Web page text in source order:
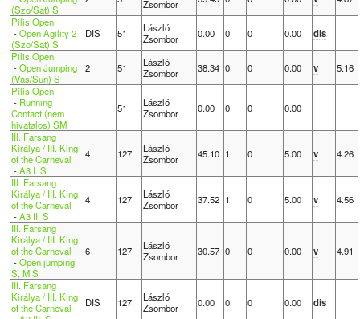
(Szo/Sat) S
Zsombor
Pilis Open
-Open Agility 2
(Szo/Sat) S
DIS 51
László
Zsombor
0.00 0 0 0.00
dis
Pilis Open
-Open Jumping
(Vas/Sun) S
2 51
László
Zsombor
38.34 0 0 0.00 v
5.16
Pilis Open
- Running
Contact (nem
hivatalos) SM
51
László
Zsombor
0.00 0 0 0.00
III. Farsang
Királya / III. King
of the Carneval
-A3 I. S
4 127
László
Zsombor
45.10 1 0 5.00 v 4.26
III. Farsang
Királya / III. King
of the Carneval
-A3 II. S
4 127
László
Zsombor
37.52 1 0 5.00 v 4.56
III. Farsang
Királya / III. King
of the Carneval
-Open jumping
S, M S
6 127
László
Zsombor
30.57 0 0 0.00 v 4.91
III. Farsang
Királya / III. King
of the Carneval
DIS 127
László
Zsombor
0.00 0 0 0.00 dis